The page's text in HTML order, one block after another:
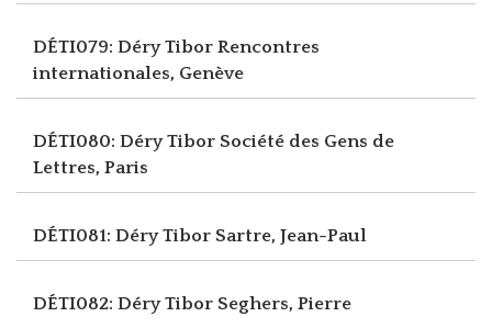
DÉTI079: Déry Tibor Rencontres
internationales, Genève
DÉTI080: Déry Tibor Société des Gens de
Lettres, Paris
DÉTI081: Déry Tibor Sartre, Jean-Paul
DÉTI082: Déry Tibor Seghers, Pierre